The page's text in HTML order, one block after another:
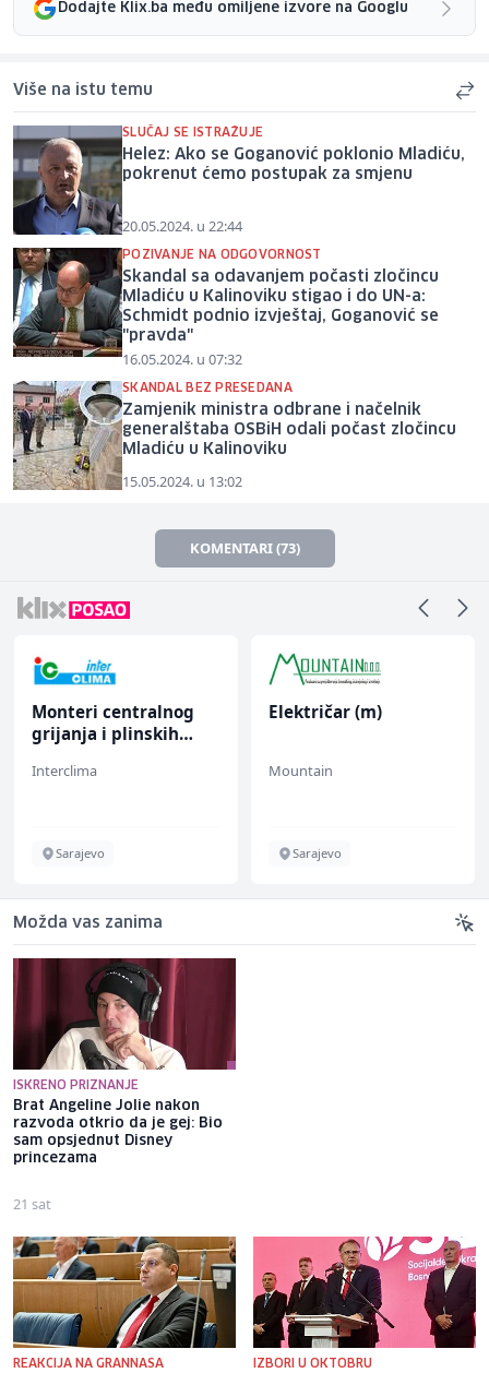
Dodajte Klix.ba među omiljene izvore na Googlu
Više na istu temu
SLUČAJ SE ISTRAŽUJE
Helez: Ako se Goganović poklonio Mladiću,
pokrenut ćemo postupak za smjenu
20.05.2024. u 22:44
POZIVANJE NA ODGOVORNOST
Skandal sa odavanjem počasti zločincu
Mladiću u Kalinoviku stigao i do UN-a:
Schmidt podnio izvještaj, Goganović se
"pravda"
16.05.2024. u 07:32
SKANDAL BEZ PRESEDANA
Zamjenik ministra odbrane i načelnik
generalštaba OSBiH odali počast zločincu
Mladiću u Kalinoviku
15.05.2024. u 13:02
KOMENTARI (73)
Monteri centralnog
grijanja i plinskih
Interclima
Sarajevo
Električar (m)
Mountain
Sarajevo
Možda vas zanima
ISKRENO PRIZNANJE
Brat Angeline Jolie nakon
razvoda otkrio da je gej: Bio
sam opsjednut Disney
princezama
21 sat
REAKCIJA NA GRANNASA IZBORI U OKTOBRU